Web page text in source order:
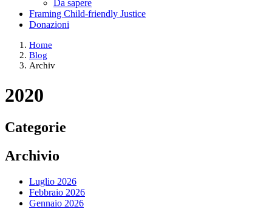
Da sapere
Framing Child-friendly Justice
Donazioni
Home
Blog
Archiv
2020
Categorie
Archivio
Luglio 2026
Febbraio 2026
Gennaio 2026